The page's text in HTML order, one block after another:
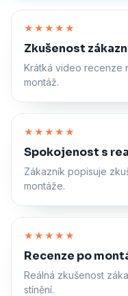
★★★★★
Zkušenost
Krátká video recenze
montáž.
★★★★★
Spokojenost s
Zákazník popisuje
montáže.
★★★★★
Recenze po
Reálná zkušenost
stínění.